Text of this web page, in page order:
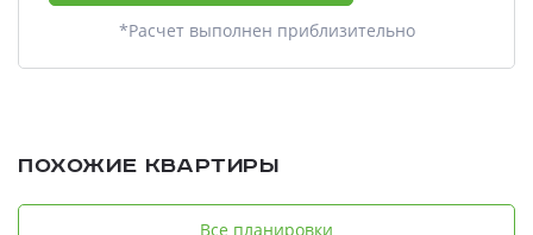
*Расчет выполнен приблизительно
Похожие квартиры
Все планировки